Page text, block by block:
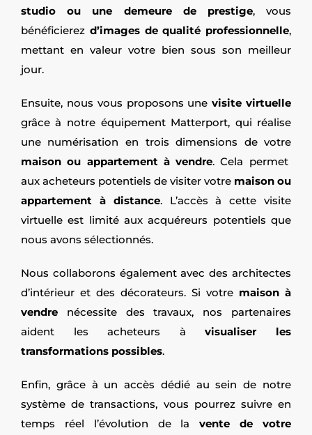
studio ou une demeure de prestige, vous
bénéficierez d’images de qualité professionnelle,
mettant en valeur votre bien sous son meilleur
jour.
Ensuite, nous vous proposons unevisite virtuelle
grâce à notre équipement Matterport, qui réalise
une numérisation en trois dimensions de votre
maison ou appartement à vendre. Cela permet
aux acheteurs potentiels de visiter votre maison ou
appartement à distance. L’accès à cette visite
virtuelle est limité aux acquéreurs potentiels que
nous avons sélectionnés.
Nous collaborons également avec des architectes
d’intérieur et des décorateurs. Si votre maison à
vendrenécessite des travaux, nos partenaires
aident les acheteurs àvisualiser les
transformations possibles.
Enfin, grâce à un accès dédié au sein de notre
système de transactions, vous pourrez suivre en
temps réel l’évolution de lavente de votre